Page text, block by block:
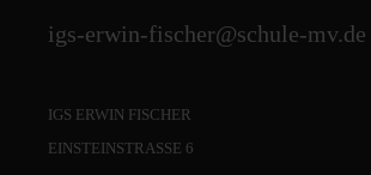
igs-erwin-fischer@schule-mv.de
IGS ERWIN FISCHER
EINSTEINSTRASSE 6